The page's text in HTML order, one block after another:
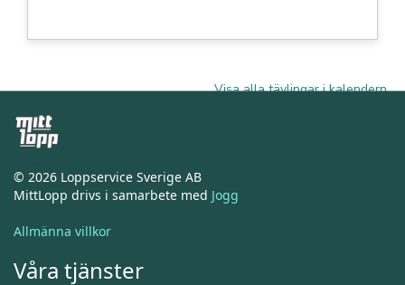
Visa alla tävlingar i kalendern
© 2026 Loppservice Sverige AB
MittLopp drivs i samarbete med Jogg
Allmänna villkor
Våra tjänster